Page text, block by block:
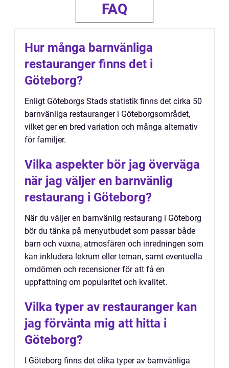
FAQ
Hur många barnvänliga
restauranger finns det i
Göteborg?
Enligt Göteborgs Stads statistik finns det cirka 50
barnvänliga restauranger i Göteborgsområdet,
vilket ger en bred variation och många alternativ
för familjer.
Vilka aspekter bör jag överväga
när jag väljer en barnvänlig
restaurang i Göteborg?
När du väljer en barnvänlig restaurang i Göteborg
bör du tänka på menyutbudet som passar både
barn och vuxna, atmosfären och inredningen som
kan inkludera lekrum eller teman, samt eventuella
omdömen och recensioner för att få en
uppfattning om popularitet och kvalitet.
Vilka typer av restauranger kan
jag förvänta mig att hitta i
Göteborg?
I Göteborg finns det olika typer av barnvänliga